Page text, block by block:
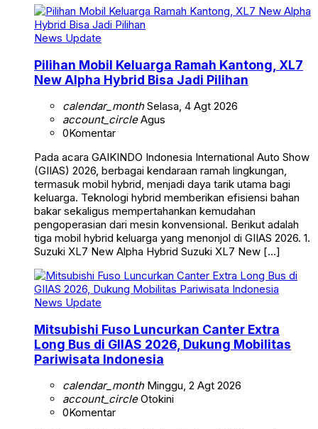
News Update
Pilihan Mobil Keluarga Ramah Kantong, XL7
New Alpha Hybrid Bisa Jadi Pilihan
calendar_monthSelasa, 4 Agt 2026
account_circleAgus
0Komentar
Pada acara GAIKINDO Indonesia International Auto Show
(GIIAS) 2026, berbagai kendaraan ramah lingkungan,
termasuk mobil hybrid, menjadi daya tarik utama bagi
keluarga. Teknologi hybrid memberikan efisiensi bahan
bakar sekaligus mempertahankan kemudahan
pengoperasian dari mesin konvensional. Berikut adalah
tiga mobil hybrid keluarga yang menonjol di GIIAS 2026. 1.
Suzuki XL7 New Alpha Hybrid Suzuki XL7 New […]
News Update
Mitsubishi Fuso Luncurkan Canter Extra
Long Bus di GIIAS 2026, Dukung Mobilitas
Pariwisata Indonesia
calendar_monthMinggu, 2 Agt 2026
account_circleOtokini
0Komentar